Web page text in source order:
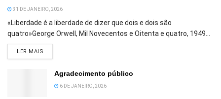
31 DE JANEIRO, 2026
«Liberdade é a liberdade de dizer que dois e dois são
quatro»George Orwell, Mil Novecentos e Oitenta e quatro, 1949...
LER MAIS
Agradecimento público
6 DE JANEIRO, 2026